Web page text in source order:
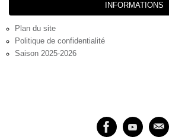
INFORMATIONS
Plan du site
Politique de confidentialité
Saison 2025-2026